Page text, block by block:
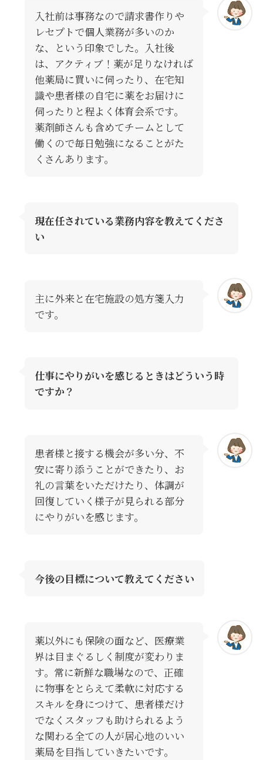
入社前は事務なので請求書作りや
レセプトで個人業務が多いのか
な、という印象でした。入社後
は、アクティブ！薬が足りなければ
他薬局に買いに伺ったり、在宅知
識や患者様の自宅に薬をお届けに
伺ったりと程よく体育会系です。
薬剤師さんも含めてチームとして
働くので毎日勉強になることがた
くさんあります。
現在任されている業務内容を教えてくださ
い
主に外来と在宅施設の処方箋入力
です。
仕事にやりがいを感じるときはどういう時
ですか？
患者様と接する機会が多い分、不
安に寄り添うことができたり、お
礼の言葉をいただけたり、体調が
回復していく様子が見られる部分
にやりがいを感じます。
今後の目標について教えてください
薬以外にも保険の面など、医療業
界は目まぐるしく制度が変わりま
す。常に新鮮な職場なので、正確
に物事をとらえて柔軟に対応する
スキルを身につけて、患者様だけ
でなくスタッフも助けられるよう
な関わる全ての人が居心地のいい
薬局を目指していきたいです。